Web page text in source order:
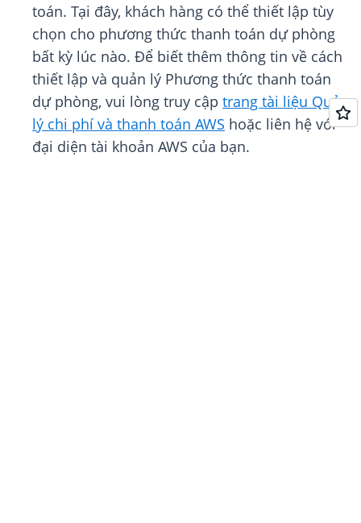
toán. Tại đây, khách hàng có thể thiết lập tùy
chọn cho phương thức thanh toán dự phòng
bất kỳ lúc nào. Để biết thêm thông tin về cách
thiết lập và quản lý Phương thức thanh toán
dự phòng, vui lòng truy cập trang tài liệu Quản
lý chi phí và thanh toán AWS hoặc liên hệ với
đại diện tài khoản AWS của bạn.